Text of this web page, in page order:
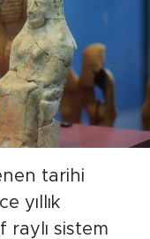
tarihi
yıllık
raylı sistem